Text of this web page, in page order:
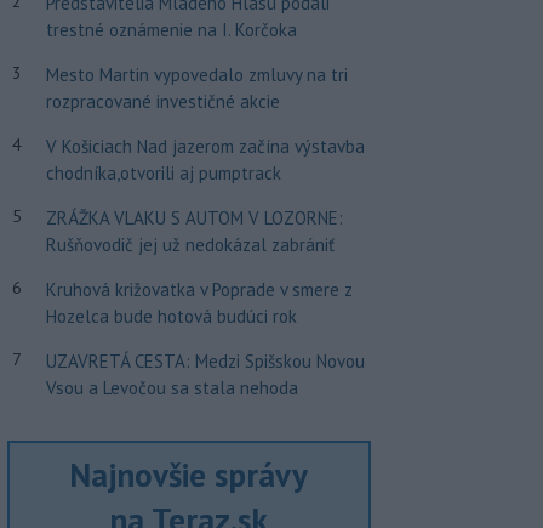
trestné oznámenie na I. Korčoka
3
Mesto Martin vypovedalo zmluvy na tri
rozpracované investičné akcie
4
V Košiciach Nad jazerom začína výstavba
chodníka,otvorili aj pumptrack
5
ZRÁŽKA VLAKU S AUTOM V LOZORNE:
Rušňovodič jej už nedokázal zabrániť
6
Kruhová križovatka v Poprade v smere z
Hozelca bude hotová budúci rok
7
UZAVRETÁ CESTA: Medzi Spišskou Novou
Vsou a Levočou sa stala nehoda
Najnovšie správy
na Teraz.sk